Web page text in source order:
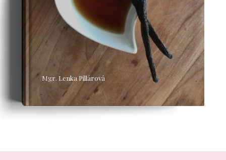
Mgr. Lenka Pillárová